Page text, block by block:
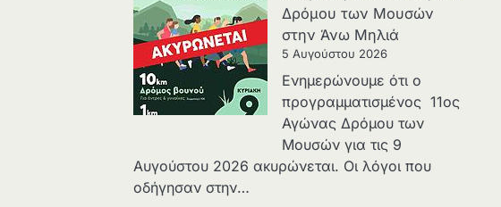
Δρόμου των Μουσών
στην Άνω Μηλιά
5 Αυγούστου 2026
Ενημερώνουμε ότι ο
προγραμματισμένος 11ος
Αγώνας Δρόμου των
Μουσών για τις 9
Αυγούστου 2026 ακυρώνεται. Οι λόγοι που
οδήγησαν στην…